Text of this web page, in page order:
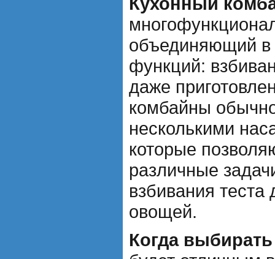
объединяющий в
функций:
даже
комбайны
несколькими
которые
различные
взбивания теста
овощей.
Когда